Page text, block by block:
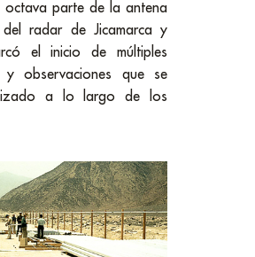
octava parte de la antena
del radar de Jicamarca y
el inicio de múltiples
y observaciones que se
a lo largo de los